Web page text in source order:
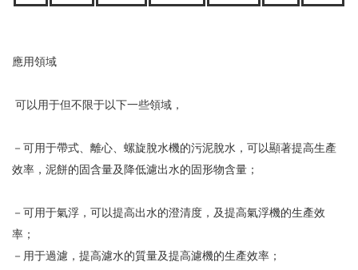
應用領域
可以用于但不限于以下一些領域，
－可用于帶式、離心、螺旋脫水機的污泥脫水，可以顯著提高生產
效率，泥餅的固含量及降低濾出水的固形物含量；
－可用于氣浮，可以提高出水的澄清度，及提高氣浮機的生產效
率；
－用于過濾，提高濾水的質量及提高濾機的生產效率；